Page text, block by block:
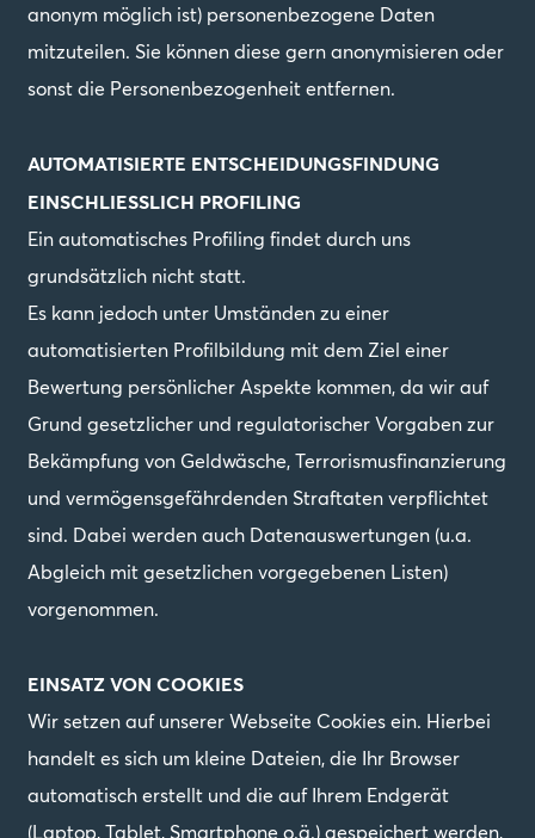
anonym möglich ist) personenbezogene Daten
mitzuteilen. Sie können diese gern anonymisieren oder
sonst die Personenbezogenheit entfernen.
AUTOMATISIERTE ENTSCHEIDUNGSFINDUNG
EINSCHLIESSLICH PROFILING
Ein automatisches Profiling findet durch uns
grundsätzlich nicht statt.
Es kann jedoch unter Umständen zu einer
automatisierten Profilbildung mit dem Ziel einer
Bewertung persönlicher Aspekte kommen, da wir auf
Grund gesetzlicher und regulatorischer Vorgaben zur
Bekämpfung von Geldwäsche, Terrorismusfinanzierung
und vermögensgefährdenden Straftaten verpflichtet
sind. Dabei werden auch Datenauswertungen (u.a.
Abgleich mit gesetzlichen vorgegebenen Listen)
vorgenommen.
EINSATZ VON COOKIES
Wir setzen auf unserer Webseite Cookies ein. Hierbei
handelt es sich um kleine Dateien, die Ihr Browser
automatisch erstellt und die auf Ihrem Endgerät
(Laptop, Tablet, Smartphone o.ä.) gespeichert werden,